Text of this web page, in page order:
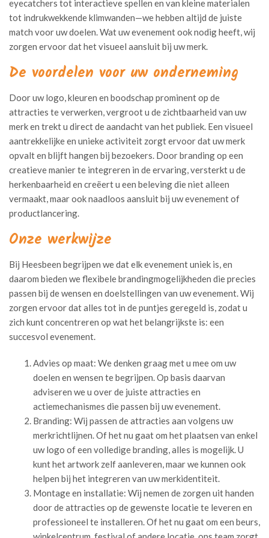
eyecatchers tot interactieve spellen en van kleine materialen
tot indrukwekkende klimwanden—we hebben altijd de juiste
match voor uw doelen. Wat uw evenement ook nodig heeft, wij
zorgen ervoor dat het visueel aansluit bij uw merk.
De voordelen voor uw onderneming
Door uw logo, kleuren en boodschap prominent op de
attracties te verwerken, vergroot u de zichtbaarheid van uw
merk en trekt u direct de aandacht van het publiek. Een visueel
aantrekkelijke en unieke activiteit zorgt ervoor dat uw merk
opvalt en blijft hangen bij bezoekers. Door branding op een
creatieve manier te integreren in de ervaring, versterkt u de
herkenbaarheid en creëert u een beleving die niet alleen
vermaakt, maar ook naadloos aansluit bij uw evenement of
productlancering.
Onze werkwijze
Bij Heesbeen begrijpen we dat elk evenement uniek is, en
daarom bieden we flexibele brandingmogelijkheden die precies
passen bij de wensen en doelstellingen van uw evenement. Wij
zorgen ervoor dat alles tot in de puntjes geregeld is, zodat u
zich kunt concentreren op wat het belangrijkste is: een
succesvol evenement.
Advies op maat: We denken graag met u mee om uw
doelen en wensen te begrijpen. Op basis daarvan
adviseren we u over de juiste attracties en
actiemechanismes die passen bij uw evenement.
Branding: Wij passen de attracties aan volgens uw
merkrichtlijnen. Of het nu gaat om het plaatsen van enkel
uw logo of een volledige branding, alles is mogelijk. U
kunt het artwork zelf aanleveren, maar we kunnen ook
helpen bij het integreren van uw merkidentiteit.
Montage en installatie: Wij nemen de zorgen uit handen
door de attracties op de gewenste locatie te leveren en
professioneel te installeren. Of het nu gaat om een beurs,